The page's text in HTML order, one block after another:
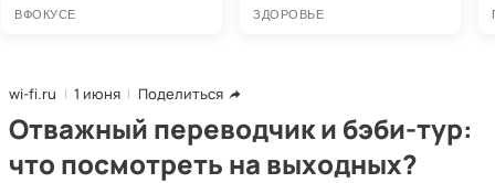
wi-fi.ru 1 июня Поделиться
Отважный переводчик и бэби-тур:
что посмотреть на выходных?